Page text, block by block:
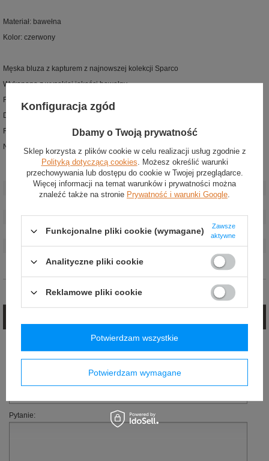
Materiał: bawełna
Kolor: czerwony
Męska bluza z kapturem z najnowszej kolekcji Sparco
Wykonana z wysokiej jakości bawełny
Regulowany kaptur
Duża przednia kieszeń zewnętrzna
Rękawy i bluza zakończone ściągaczami
Na piersi umieszczono nadruk z logo Sparco
Stan:
Nowy
Płeć:
Męskie
Kolor:
Czerwony
Grupa wiekowa:
Dorośli
Materiał:
Inny
Marka: Sparco
Opinie (0)
Jeżeli powyższy opis jest dla Ciebie niewystarczający, prześlij nam swoje
pytanie odnośnie tego produktu. Postaramy się odpowiedzieć tak szybko jak
tylko będzie to możliwe.
Pytanie:
Konfiguracja zgód
Dbamy o Twoją prywatność
Sklep korzysta z plików cookie w celu realizacji usług zgodnie z
Polityką dotyczącą cookies. Możesz określić warunki
przechowywania lub dostępu do cookie w Twojej przeglądarce.
Więcej informacji na temat warunków i prywatności można
znaleźć także na stronie Prywatność i warunki Google.
Funkcjonalne pliki cookie (wymagane)
Zawsze
aktywne
Analityczne pliki cookie
Reklamowe pliki cookie
Potwierdzam wymagane
Potwierdzam wszystkie